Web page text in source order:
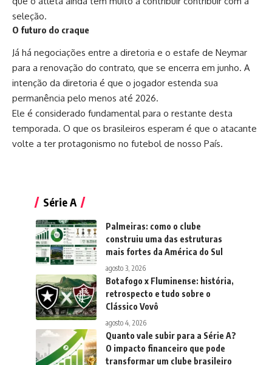
seleção.
O futuro do craque
Já há negociações entre a diretoria e o estafe de Neymar
para a renovação do contrato, que se encerra em junho. A
intenção da diretoria é que o jogador estenda sua
permanência pelo menos até 2026.
Ele é considerado fundamental para o restante desta
temporada. O que os brasileiros esperam é que o atacante
volte a ter protagonismo no futebol de nosso País.
Série A
Palmeiras: como o clube
construiu uma das estruturas
mais fortes da América do Sul
agosto 3, 2026
Botafogo x Fluminense: história,
retrospecto e tudo sobre o
Clássico Vovô
agosto 4, 2026
Quanto vale subir para a Série A?
O impacto financeiro que pode
transformar um clube brasileiro